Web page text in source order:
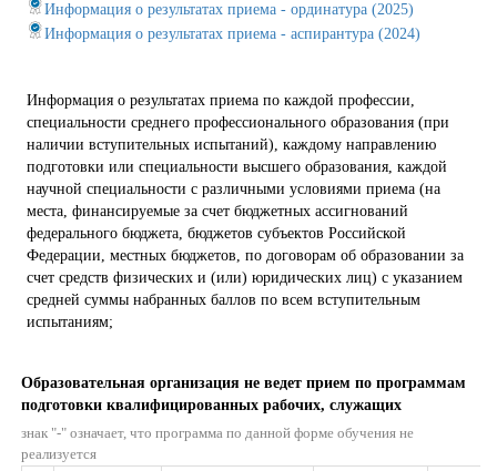
Информация о результатах приема - ординатура (2025)
Информация о результатах приема - аспирантура (2024)
Информация о результатах приема по каждой профессии,
специальности среднего профессионального образования (при
наличии вступительных испытаний), каждому направлению
подготовки или специальности высшего образования, каждой
научной специальности с различными условиями приема (на
места, финансируемые за счет бюджетных ассигнований
федерального бюджета, бюджетов субъектов Российской
Федерации, местных бюджетов, по договорам об образовании за
счет средств физических и (или) юридических лиц) с указанием
средней суммы набранных баллов по всем вступительным
испытаниям;
Образовательная организация не ведет прием по программам
подготовки квалифицированных рабочих, служащих
знак "-" означает, что программа по данной форме обучения не
реализуется